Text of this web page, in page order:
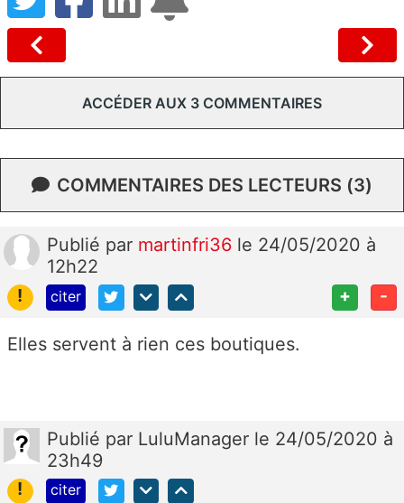
ACCÉDER AUX 3 COMMENTAIRES
COMMENTAIRES DES LECTEURS (3)
Publié par martinfri36 le 24/05/2020 à
12h22
!
citer + -
Elles servent à rien ces boutiques.
Publié par LuluManager le 24/05/2020 à
23h49
!
citer